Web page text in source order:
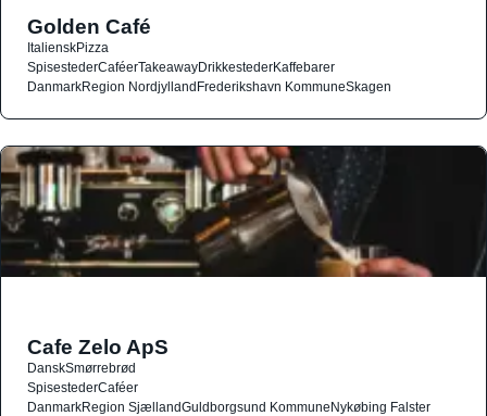
Golden Café
ItalienskPizza
SpisestederCaféerTakeawayDrikkestederKaffebarer
DanmarkRegion NordjyllandFrederikshavn KommuneSkagen
Cafe Zelo ApS
DanskSmørrebrød
SpisestederCaféer
DanmarkRegion SjællandGuldborgsund KommuneNykøbing Falster